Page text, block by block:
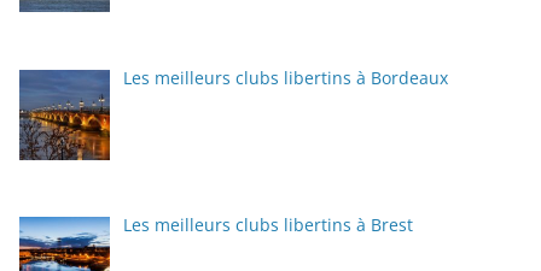
Les meilleurs clubs libertins à Bordeaux
Les meilleurs clubs libertins à Brest